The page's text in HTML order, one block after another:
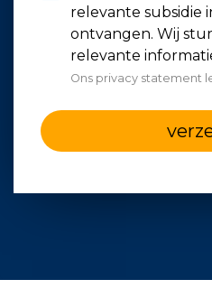
relevante subsidie
ontvangen. Wij
relevante
Ons privacy statement